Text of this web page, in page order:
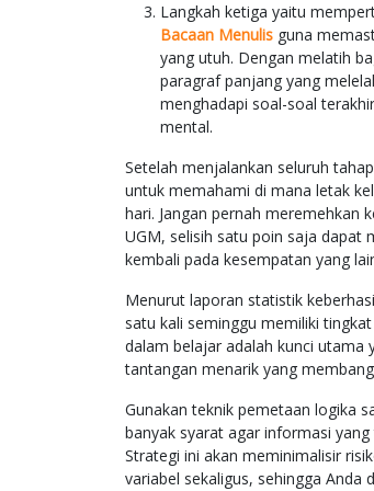
Langkah ketiga yaitu
Bacaan Menulis guna
yang utuh. Dengan melatih
paragraf panjang yang
menghadapi soal-soal
mental.
Setelah menjalankan seluruh
untuk memahami di mana letak
hari. Jangan pernah meremehkan
UGM, selisih satu poin saja dapat
kembali pada kesempatan yang
Menurut laporan statistik
satu kali seminggu memiliki
dalam belajar adalah kunci utama
tantangan menarik yang
Gunakan teknik pemetaan logika
banyak syarat agar informasi
Strategi ini akan meminimalisir
variabel sekaligus, sehingga